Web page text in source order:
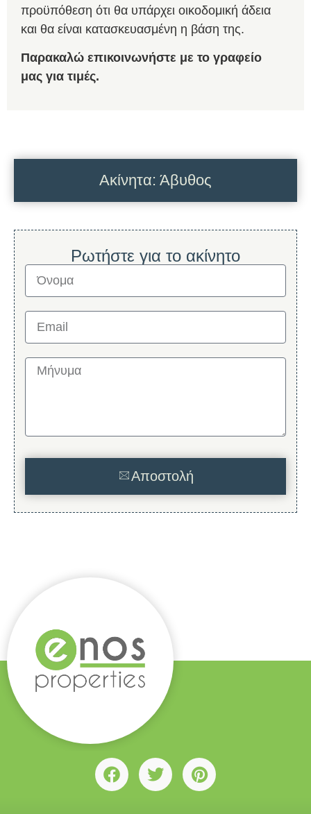
προϋπόθεση ότι θα υπάρχει οικοδομική άδεια
και θα είναι κατασκευασμένη η βάση της.
Παρακαλώ επικοινωνήστε με το γραφείο
μας για τιμές.
Ακίνητα: Άβυθος
Ρωτήστε για το ακίνητο
Αποστολή